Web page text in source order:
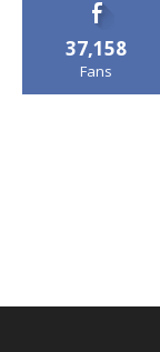
37,158
Fans